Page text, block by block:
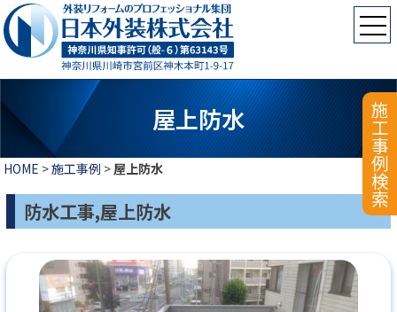
屋上防水
HOME >施工事例 > 屋上防水 施工事例検索
防水工事,屋上防水